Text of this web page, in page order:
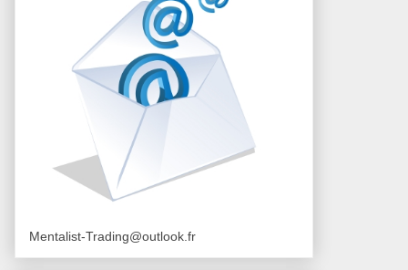
Mentalist-Trading@outlook.fr